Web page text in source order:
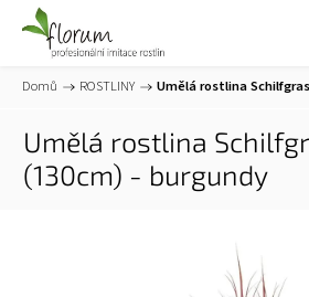
Domů / ROSTLINY / Umělá rostlina
Umělá rostlina
(130cm) - burgundy